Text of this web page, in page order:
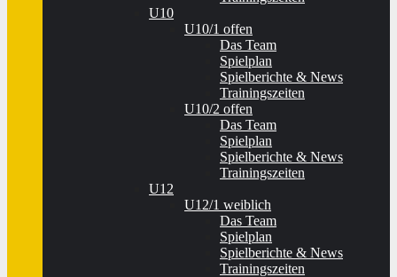
U10
U10/1 offen
Das Team
Spielplan
Spielberichte & News
Trainingszeiten
U10/2 offen
Das Team
Spielplan
Spielberichte & News
Trainingszeiten
U12
U12/1 weiblich
Das Team
Spielplan
Spielberichte & News
Trainingszeiten